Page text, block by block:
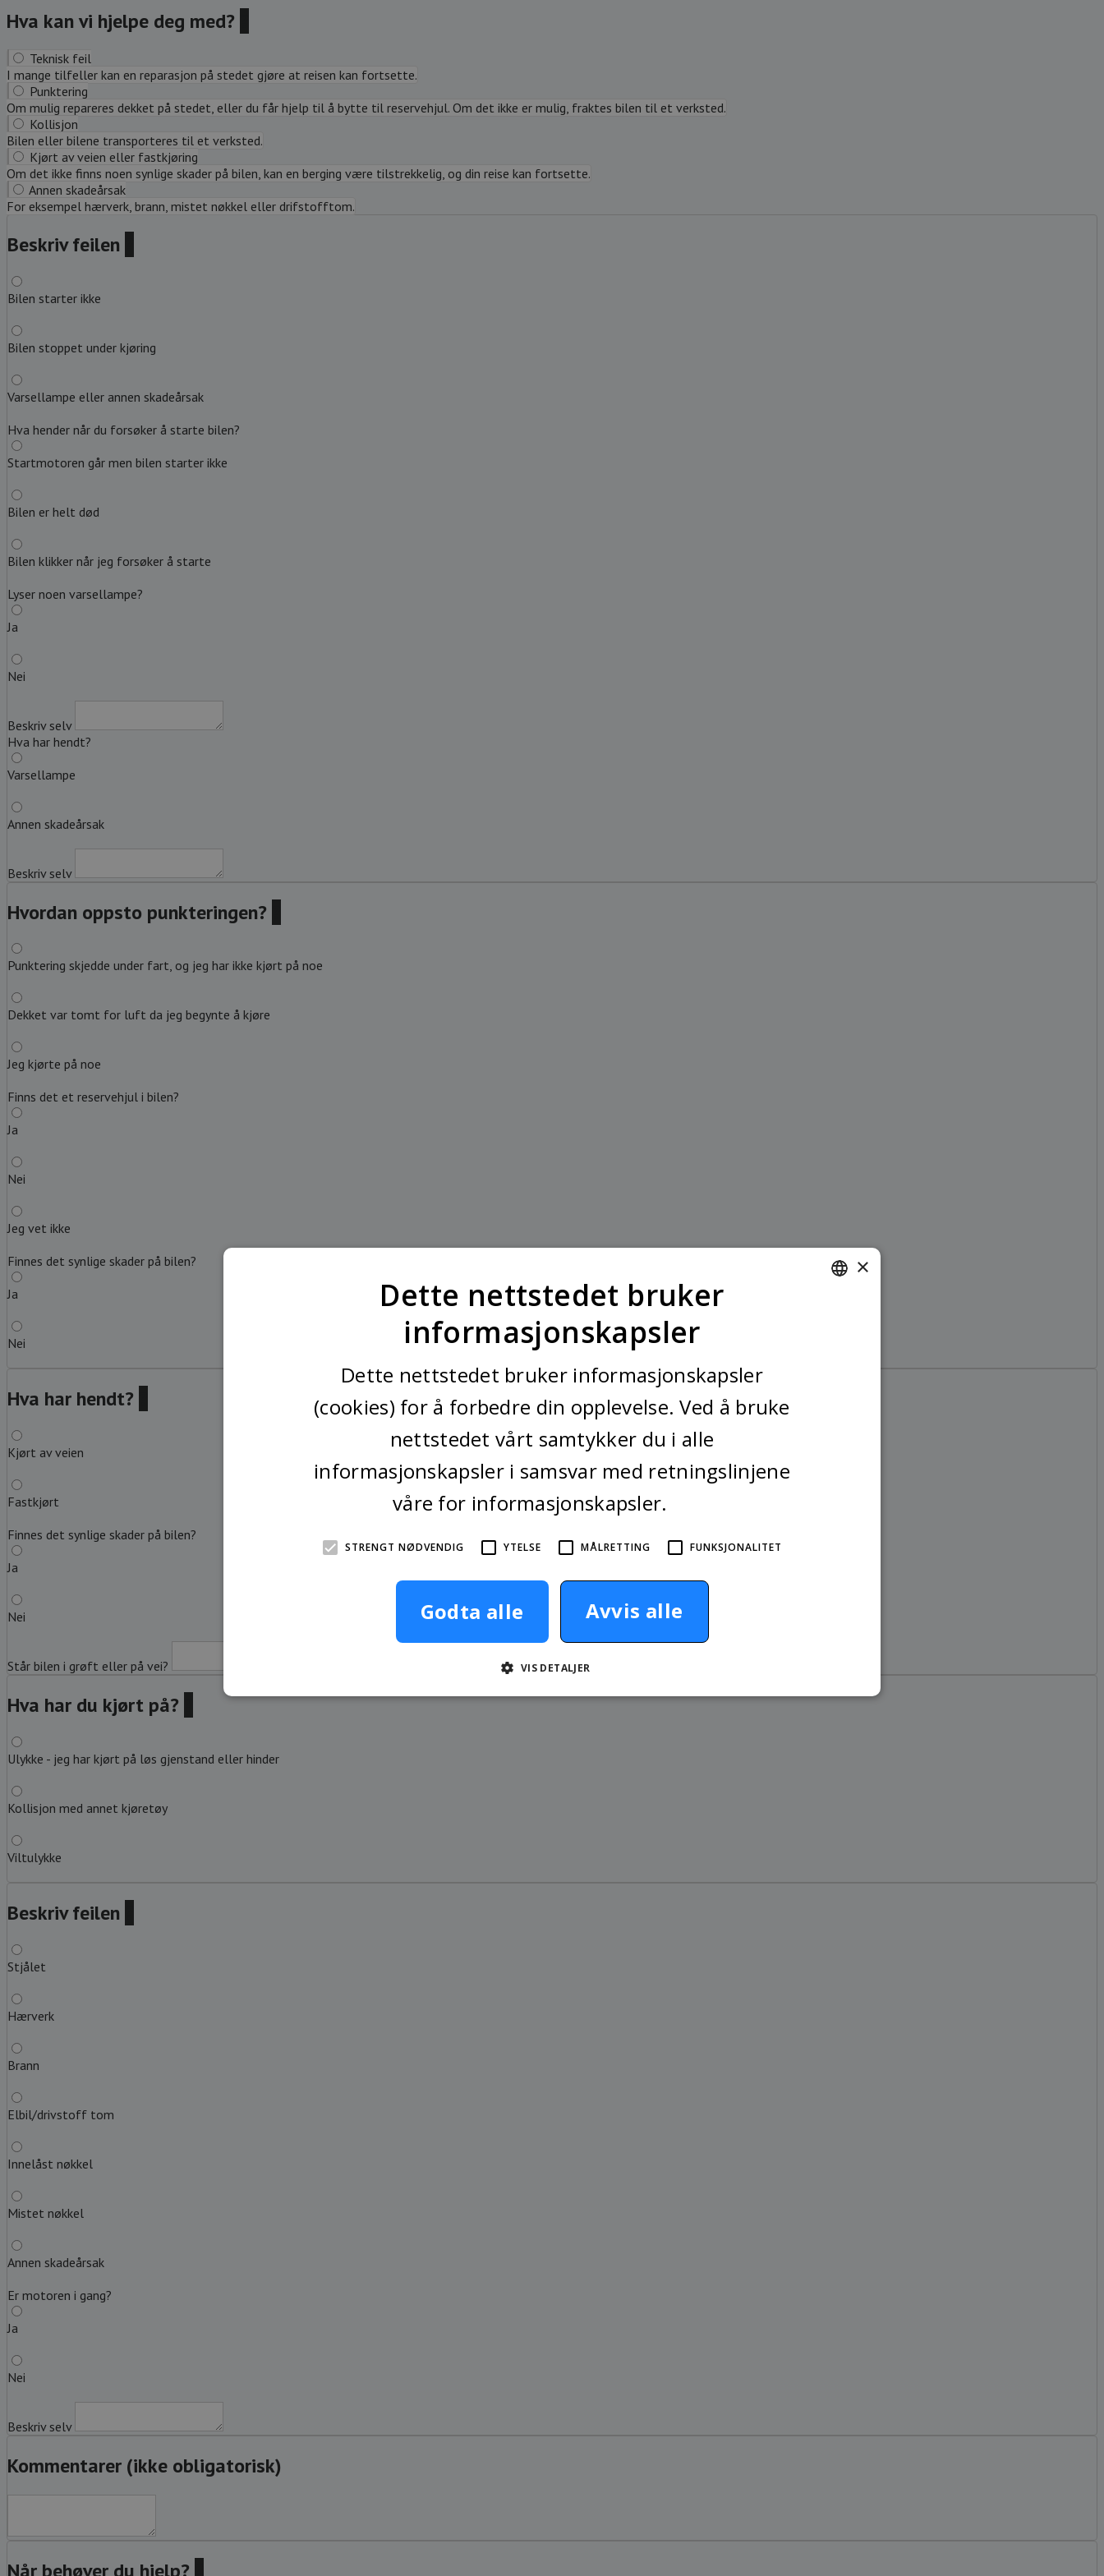
Hva kan vi hjelpe deg med?
Teknisk feil
I mange tilfeller kan en reparasjon på stedet gjøre at reisen kan fortsette.
Punktering
Om mulig repareres dekket på stedet, eller du får hjelp til å bytte til reservehjul. Om det ikke er mulig, fraktes bilen til et verksted.
Kollisjon
Bilen eller bilene transporteres til et verksted.
Kjørt av veien eller fastkjøring
Om det ikke finns noen synlige skader på bilen, kan en berging være tilstrekkelig, og din reise kan fortsette.
Annen skadeårsak
For eksempel hærverk, brann, mistet nøkkel eller drifstofftom.
Beskriv feilen
Bilen starter ikke
Bilen stoppet under kjøring
Varsellampe eller annen skadeårsak
Hva hender når du forsøker å starte bilen?
Startmotoren går men bilen starter ikke
Bilen er helt død
Bilen klikker når jeg forsøker å starte
Lyser noen varsellampe?
Ja
Nei
Beskriv selv
Hva har hendt?
Varsellampe
Annen skadeårsak
Beskriv selv
Hvordan oppsto punkteringen?
Punktering skjedde under fart, og jeg har ikke kjørt på noe
Dekket var tomt for luft da jeg begynte å kjøre
Jeg kjørte på noe
Finns det et reservehjul i bilen?
Ja
Nei
Jeg vet ikke
Finnes det synlige skader på bilen?
Ja
Nei
Hva har hendt?
Kjørt av veien
Fastkjørt
Finnes det synlige skader på bilen?
Ja
Nei
Står bilen i grøft eller på vei?
Hva har du kjørt på?
Ulykke - jeg har kjørt på løs gjenstand eller hinder
Kollisjon med annet kjøretøy
Viltulykke
Beskriv feilen
Stjålet
Hærverk
Brann
Elbil/drivstoff tom
Innelåst nøkkel
Mistet nøkkel
Annen skadeårsak
Er motoren i gang?
Ja
Nei
Beskriv selv
Kommentarer (ikke obligatorisk)
Når behøver du hjelp?
×
Dette nettstedet bruker
informasjonskapsler
Dette nettstedet bruker informasjonskapsler
(cookies) for å forbedre din opplevelse. Ved å bruke
nettstedet vårt samtykker du i alle
informasjonskapsler i samsvar med retningslinjene
våre for informasjonskapsler.
STRENGT NØDVENDIG YTELSE MÅLRETTING FUNKSJONALITET
Godta alle Avvis alle
VIS DETALJER